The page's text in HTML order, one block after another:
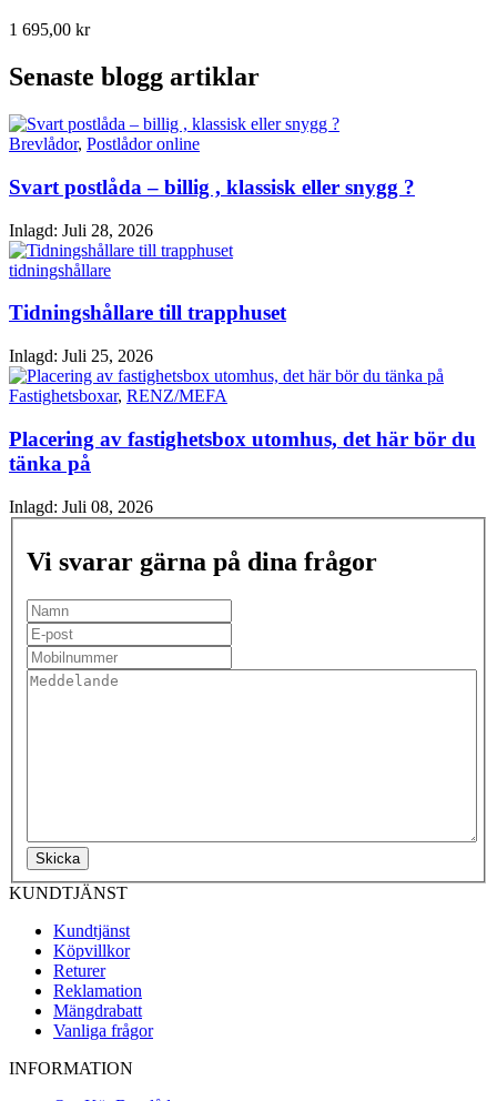
1 695,00 kr
Senaste blogg artiklar
Brevlådor, Postlådor online
Svart postlåda – billig , klassisk eller snygg ?
Inlagd: Juli 28, 2026
tidningshållare
Tidningshållare till trapphuset
Inlagd: Juli 25, 2026
Fastighetsboxar, RENZ/MEFA
Placering av fastighetsbox utomhus, det här bör du
tänka på
Inlagd: Juli 08, 2026
Vi svarar gärna på dina frågor
Skicka
KUNDTJÄNST
Kundtjänst
Köpvillkor
Returer
Reklamation
Mängdrabatt
Vanliga frågor
INFORMATION